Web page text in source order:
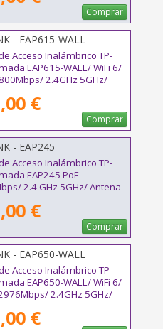
Comprar
- EAP615-WALL
Acceso Inalámbrico TP-
EAP615-WALL/ WiFi 6/
2.4GHz 5GHz/
n/b/g 802.3af/at
€
Comprar
- EAP245
Acceso Inalámbrico TP-
EAP245 PoE
2.4 GHz 5GHz/ Antena
€
Comprar
- EAP650-WALL
Acceso Inalámbrico TP-
EAP650-WALL/ WiFi 6/
2.4GHz 5GHz/
n/b/g€